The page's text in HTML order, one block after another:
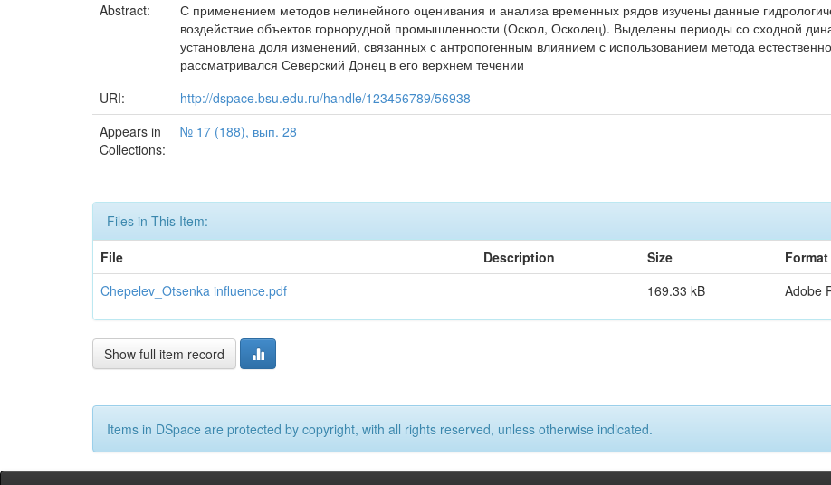
Abstract:
С применением методов нелинейного оценивания и анализа временных рядов изучены данные
воздействие объектов горнорудной промышленности (Оскол, Осколец). Выделены периоды со сходной
установлена доля изменений, связанных с антропогенным влиянием с использованием метода
рассматривался Северский Донец в его верхнем течении
URI:
http://dspace.bsu.edu.ru/handle/123456789/56938
Appears in
Collections:
№ 17 (188), вып. 28
Files in This Item:
File
Description Size
Format
Chepelev_Otsenka influence.pdf
169.33 kB Adobe
Show full item record
Items in DSpace are protected by copyright, with all rights reserved, unless otherwise indicated.